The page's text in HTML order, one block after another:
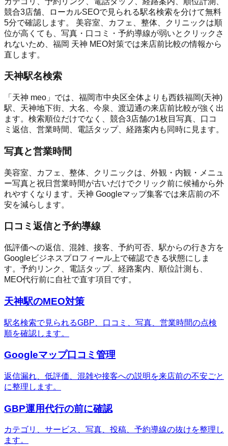
競合3店舗、ローカルSEOで見られる駅名検索を分けて無料
5分で確認します。 美容室、カフェ、整体、クリニックは順
位が高くても、写真・口コミ・予約導線が弱いとクリックさ
れないため、福岡 天神 MEO対策では来店前比較の情報から
直します。
天神駅名検索
「天神 meo」では、福岡市中央区全体よりも西鉄福岡(天神)
駅、天神地下街、大名、今泉、渡辺通の来店前比較が強く出
ます。検索順位だけでなく、競合3店舗の1枚目写真、口コ
ミ返信、営業時間、電話タップ、経路案内も同時に見ます。
写真と営業時間
美容室、カフェ、整体、クリニックは、外観・内観・メニュ
ー写真と祝日営業時間が古いだけでクリック前に候補から外
れやすくなります。天神 Googleマップ集客では来店前の不
安を減らします。
口コミ返信と予約導線
低評価への返信、混雑、接客、予約可否、駅からの行き方を
Googleビジネスプロフィール上で確認できる状態にしま
す。予約リンク、電話タップ、経路案内、順位計測も、
MEO代行前に自社で直す項目です。
天神駅のMEO対策
駅名検索で見られるGBP、口コミ、写真、営業時間の点検
順を確認します。
Googleマップ口コミ管理
返信漏れ、低評価、混雑や接客への説明を来店前の不安ごと
に整理します。
GBP運用代行の前に確認
カテゴリ、サービス、写真、投稿、予約導線の抜けを整理し
ます。